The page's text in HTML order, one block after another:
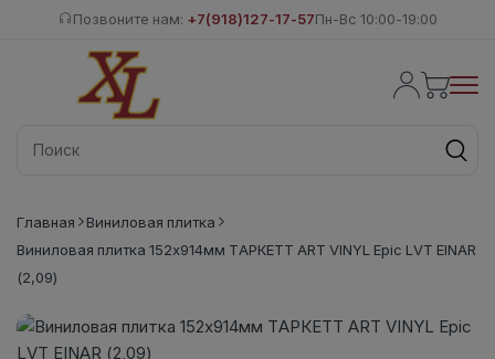
Позвоните нам: +7(918)127-17-57Пн-Вс 10:00-19:00
Главная
Виниловая плитка
Виниловая плитка 152x914мм ТАРКЕТТ ART VINYL Epic LVT EINAR
(2,09)